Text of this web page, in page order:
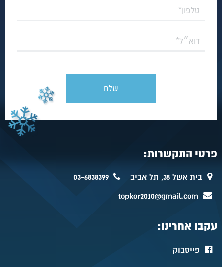
פרטי התקשרות:
בית אשל 38, תל אביב 03-6838399
topkor2010@gmail.com
עקבו אחרינו:
פייסבוק